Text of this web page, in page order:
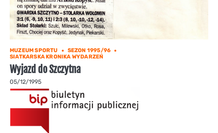
MUZEUM SPORTU
SEZON 1995/96
SIATKARSKA KRONIKA WYDARZEŃ
Wyjazd do Szczytna
05/12/1995